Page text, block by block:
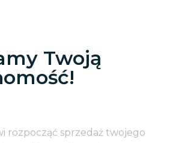
Twoją
rozpocząć sprzedaż twojego